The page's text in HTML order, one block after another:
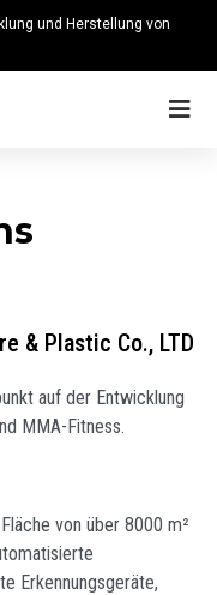
und Herstellung von
& Plastic Co., LTD
auf der Entwicklung
MMA-Fitness.
von über 8000 m²
Erkennungsgeräte,